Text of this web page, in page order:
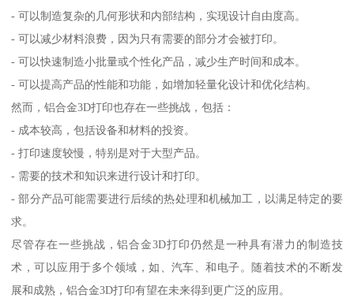
- 可以制造复杂的几何形状和内部结构，实现设计自由度高。
- 可以减少材料浪费，因为只有需要的部分才会被打印。
- 可以快速制造小批量或个性化产品，减少生产时间和成本。
- 可以提高产品的性能和功能，如增加轻量化设计和优化结构。
然而，铝合金3D打印也存在一些挑战，包括：
- 成本较高，包括设备和材料的投资。
- 打印速度较慢，特别是对于大型产品。
- 需要的技术和知识来进行设计和打印。
- 部分产品可能需要进行后续的热处理和机械加工，以满足特定的要
求。
尽管存在一些挑战，铝合金3D打印仍然是一种具有潜力的制造技
术，可以应用于多个领域，如、汽车、和电子。随着技术的不断发
展和成熟，铝合金3D打印有望在未来得到更广泛的应用。